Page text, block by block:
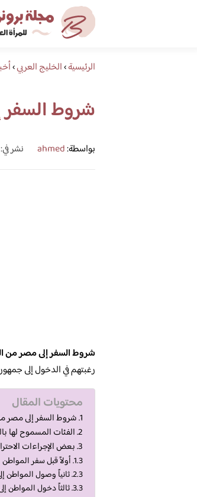
الرئيسية›الخليج العربي›
شروط السفر
بواسطة:ahmed نشر في: 12 مايو، 2023
شروط السفر إلى مصر من
رغبتهم في الدخول إلى
محتويات المقال
شروط السفر إلى مصر
الفئات المسموح لها
بعض الإجراءات
أولاً قبل سفر المواطن
ثانياً وصول المواطن
ثالثاً دخول المواطن